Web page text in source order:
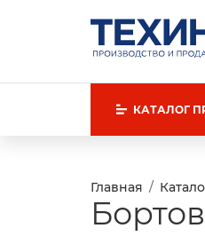
КАТАЛОГ
Главная